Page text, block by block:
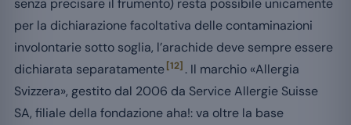
per la dichiarazione facoltativa delle contaminazioni
involontarie sotto soglia, l’arachide deve sempre essere
dichiarata separatamente[12] . Il marchio «Allergia
Svizzera», gestito dal 2006 da Service Allergie Suisse
SA, filiale della fondazione aha!: va oltre la base